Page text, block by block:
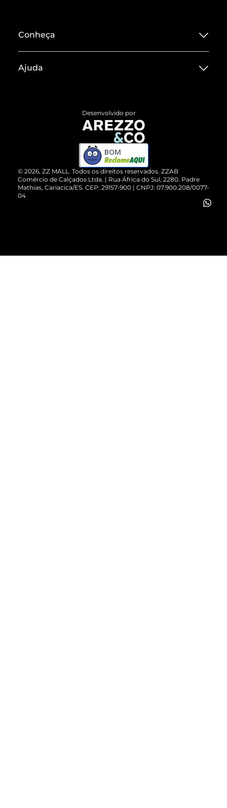
Conheça
Termos de Uso
ZZ MALL é confiável
Cartão Presente
Vendas Corporativas
Ajuda
Devolução do Produto
Compre pelo WhatsApp
© 2026, ZZ MALL. Todos os direitos reservados. ZZAB
Comércio de Calçados Ltda. | Rua África do Sul, 2280. Padre
Mathias, Cariacica/ES. CEP: 29157-900 | CNPJ: 07.900.208/0077-
04
Desenvolvido por
BOM